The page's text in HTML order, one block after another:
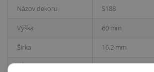
Názov dekoru S188
Výška 60 mm
Šírka 16,2 mm
Dĺžka 2200 mm